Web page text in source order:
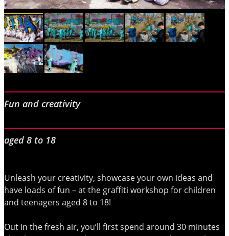
Fun and creativity
aged 8 to 18
Unleash your creativity, showcase your own ideas and
have loads of fun – at the graffiti workshop for children
and teenagers aged 8 to 18!
Out in the fresh air, you’ll first spend around 30 minutes